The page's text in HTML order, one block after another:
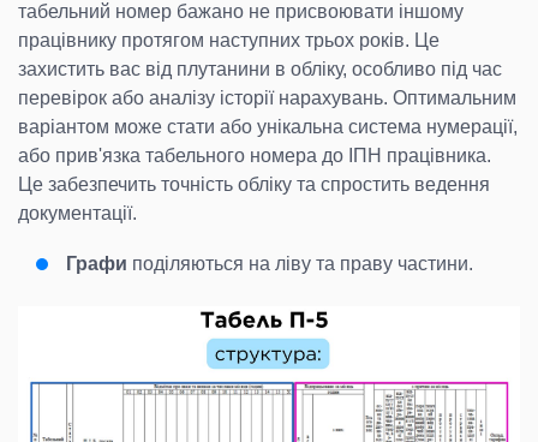
табельний номер бажано не присвоювати іншому
працівнику протягом наступних трьох років. Це
захистить вас від плутанини в обліку, особливо під час
перевірок або аналізу історії нарахувань. Оптимальним
варіантом може стати або унікальна система нумерації,
або прив'язка табельного номера до ІПН працівника.
Це забезпечить точність обліку та спростить ведення
документації.
Графи поділяються на ліву та праву частини.